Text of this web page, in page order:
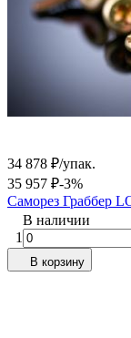
34 878 ₽/упак.
35 957 ₽-3%
Саморез Граббер
В наличии
1
В корзину